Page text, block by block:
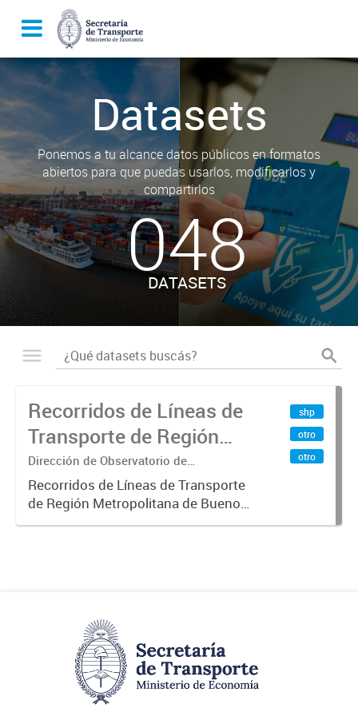
Datasets
Ponemos a tu alcance datos públicos en formatos
abiertos para que puedas usarlos, modificarlos y
compartirlos
048
DATASETS
Recorridos de Líneas de
Transporte de Región
Metropolitana de
Buenos Aires (RMBA)
Dirección de Observatorio de
Transporte, Estudio y Sistemas
Recorridos de Líneas de Transporte
de Región Metropolitana de Buenos
Aires (RMBA).-
shp
otro
otro